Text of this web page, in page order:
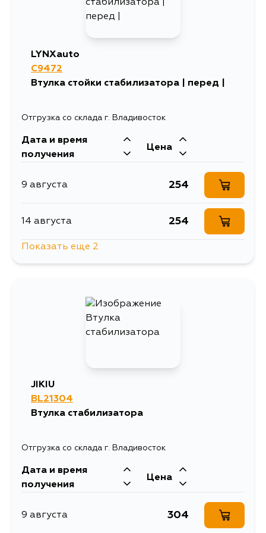
LYNXauto
C9472
Втулка стойки стабилизатора | перед |
Отгрузка со склада г. Владивосток
Дата и время
получения
Цена
9 августа 254
14 августа 254
Показать еще 2
JIKIU
BL21304
Втулка стабилизатора
Отгрузка со склада г. Владивосток
Дата и время
получения
Цена
9 августа 304